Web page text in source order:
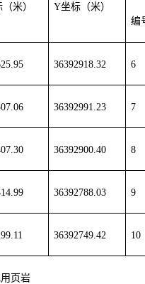
米） Y坐标（米）
编
36392918.32 6
36392991.23 7
36392900.40 8
36392788.03 9
36392749.42 10
页岩